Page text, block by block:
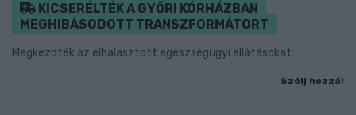
KICSERÉLTÉK A GYŐRI KÓRHÁZBAN
MEGHIBÁSODOTT TRANSZFORMÁTORT
Megkezdték az elhalasztott egészségügyi ellátásokat.
Szólj hozzá!